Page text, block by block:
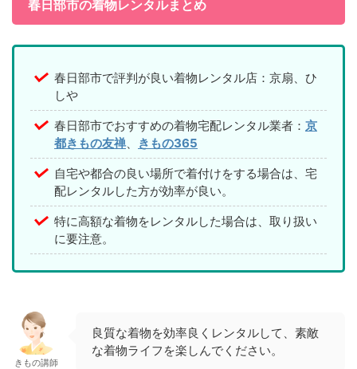
春日部市の着物レンタルまとめ
春日部市で評判が良い着物レンタル店：京扇、ひ
しや
春日部市でおすすめの着物宅配レンタル業者： 京
都きもの友禅
きもの365
自宅や都合の良い場所で着付けをする場合は、宅
配レンタルした方が効率が良い。
特に高額な着物をレンタルした場合は、取り扱い
に要注意。
きもの講師
良質な着物を効率良くレンタルして、素敵
な着物ライフを楽しんでください。